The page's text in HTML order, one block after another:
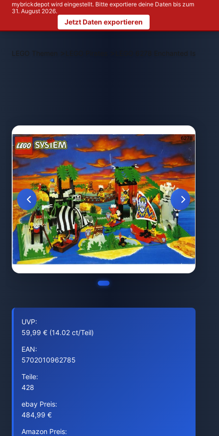
mybrickdepot wird eingestellt. Bitte exportiere deine Daten bis zum
31. August 2026.
Jetzt Daten exportieren
LEGO Themen > LEGO 6278 Enchanted Island
UVP:
59,99 € (14.02 ct/Teil)
EAN:
5702010962785
Teile:
428
ebay Preis:
484,99 €
Amazon Preis: